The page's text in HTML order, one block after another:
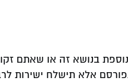
בנושא זה או שאתם
אלא תישלח ישירות